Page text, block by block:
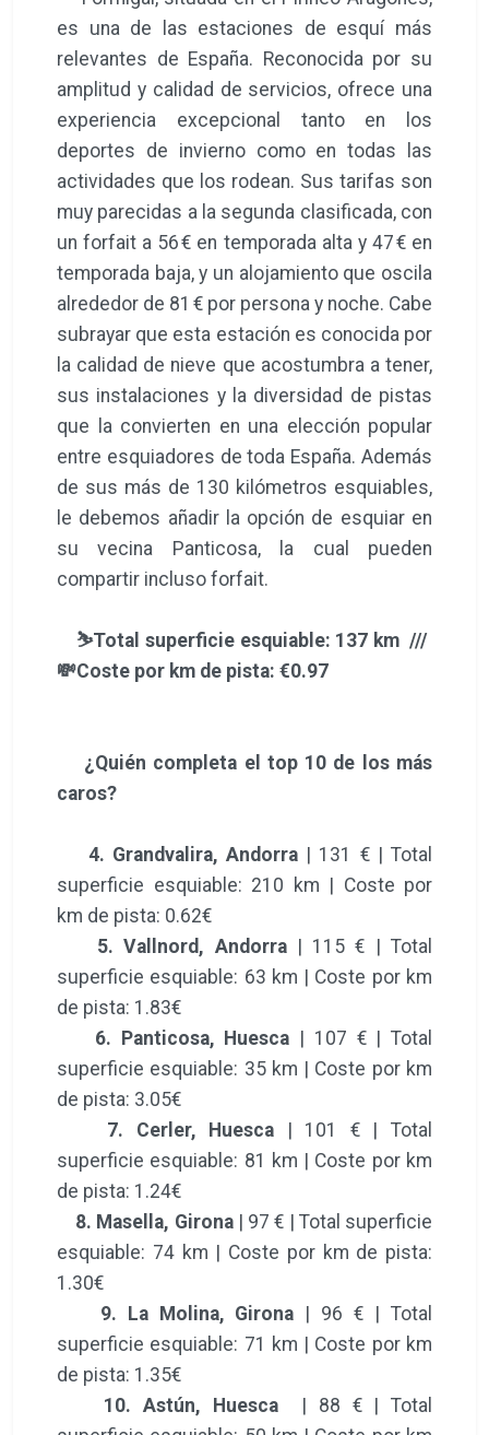
es una de las estaciones de esquí más
relevantes de España. Reconocida por su
amplitud y calidad de servicios, ofrece una
experiencia excepcional tanto en los
deportes de invierno como en todas las
actividades que los rodean. Sus tarifas son
muy parecidas a la segunda clasificada, con
un forfait a 56 € en temporada alta y 47 € en
temporada baja, y un alojamiento que oscila
alrededor de 81 € por persona y noche. Cabe
subrayar que esta estación es conocida por
la calidad de nieve que acostumbra a tener,
sus instalaciones y la diversidad de pistas
que la convierten en una elección popular
entre esquiadores de toda España. Además
de sus más de 130 kilómetros esquiables,
le debemos añadir la opción de esquiar en
su vecina Panticosa, la cual pueden
compartir incluso forfait.
⛷️Total superficie esquiable: 137 km ///
💸Coste por km de pista: €0.97
¿Quién completa el top 10 de los más
caros?
4. Grandvalira, Andorra | 131 € | Total
superficie esquiable: 210 km | Coste por
km de pista: 0.62€
5. Vallnord, Andorra| 115 € | Total
superficie esquiable: 63 km | Coste por km
de pista: 1.83€
6. Panticosa, Huesca | 107 € | Total
superficie esquiable: 35 km | Coste por km
de pista: 3.05€
7. Cerler, Huesca | 101 € | Total
superficie esquiable: 81 km | Coste por km
de pista: 1.24€
8. Masella, Girona| 97 € | Total superficie
esquiable: 74 km | Coste por km de pista:
1.30€
9. La Molina, Girona | 96 € | Total
superficie esquiable: 71 km | Coste por km
de pista: 1.35€
10. Astún, Huesca| 88 € | Total